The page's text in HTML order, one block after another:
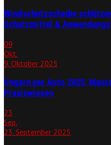
Windschutzscheibe
Schutzmittel &
09
Okt.
9. Oktober 2025
Ungarn per Auto 2025:
Praxiswissen
23
Sep.
23. September 2025